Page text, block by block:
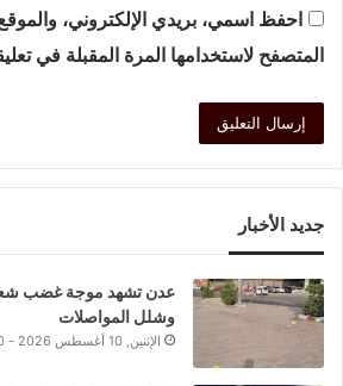
احفظ اسمي، بريدي الإلكتروني،
المتصفح لاستخدامها المرة المقبلة في
جديد الأخبار
عدن تشهد موجة غضب
وشلل المواصلات
الإثنين, 10 أغسطس 2026 - 7:30 م